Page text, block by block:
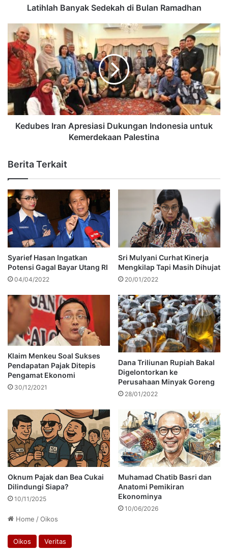
Latihlah Banyak Sedekah di Bulan Ramadhan
Kedubes Iran Apresiasi Dukungan Indonesia untuk
Kemerdekaan Palestina
Berita Terkait
Syarief Hasan Ingatkan
Potensi Gagal Bayar Utang RI
04/04/2022
Sri Mulyani Curhat Kinerja
Mengkilap Tapi Masih Dihujat
20/01/2022
Klaim Menkeu Soal Sukses
Pendapatan Pajak Ditepis
Pengamat Ekonomi
30/12/2021
Dana Triliunan Rupiah Bakal
Digelontorkan ke
Perusahaan Minyak Goreng
28/01/2022
Oknum Pajak dan Bea Cukai
Dilindungi Siapa?
10/11/2025
Muhamad Chatib Basri dan
Anatomi Pemikiran
Ekonominya
10/06/2026
Home /Oikos
Oikos Veritas